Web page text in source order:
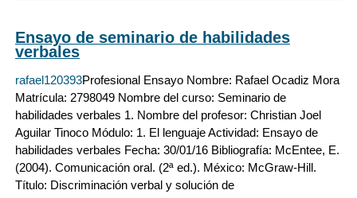
Ensayo de seminario de habilidades
verbales
rafael120393Profesional Ensayo Nombre: Rafael Ocadiz Mora
Matrícula: 2798049 Nombre del curso: Seminario de
habilidades verbales 1. Nombre del profesor: Christian Joel
Aguilar Tinoco Módulo: 1. El lenguaje Actividad: Ensayo de
habilidades verbales Fecha: 30/01/16 Bibliografía: McEntee, E.
(2004). Comunicación oral. (2ª ed.). México: McGraw-Hill.
Título: Discriminación verbal y solución de